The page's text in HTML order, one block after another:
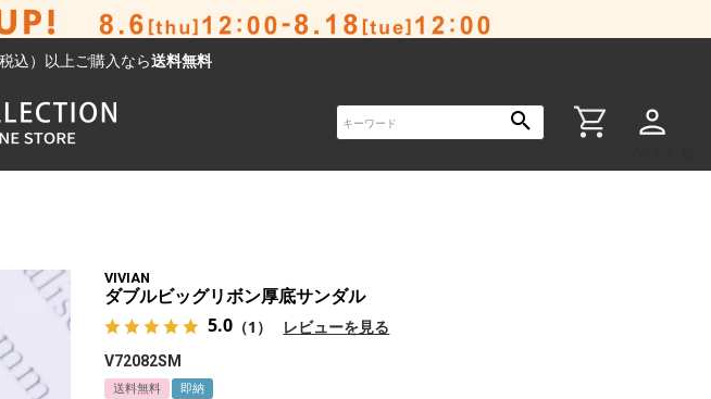
込）以上ご購入なら送料無料
VIVIAN
ダブルビッグリボン厚底サンダル
5.0 （1） レビューを見る
V72082SM
送料無料 即納